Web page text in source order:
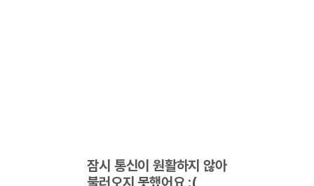
잠시 통신이 원활하지 않아
불러오지 못했어요 :(